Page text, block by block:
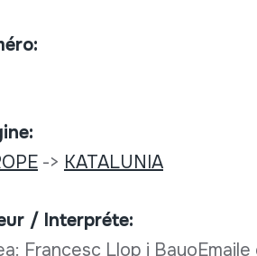
-> KATALUNIA
/ Interpréte:
Francesc Llop i